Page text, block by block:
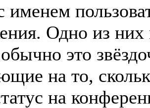
именем
Одно из
это
на то,
на